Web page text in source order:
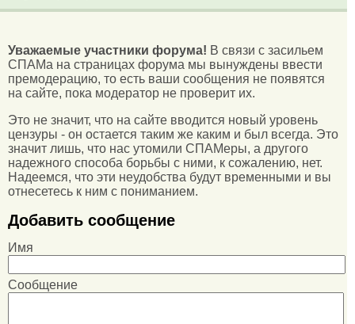
Уважаемые участники форума! В связи с засильем
СПАМа на страницах форума мы вынуждены ввести
премодерацию, то есть ваши сообщения не появятся
на сайте, пока модератор не проверит их.
Это не значит, что на сайте вводится новый уровень
цензуры - он остается таким же каким и был всегда. Это
значит лишь, что нас утомили СПАМеры, а другого
надежного способа борьбы с ними, к сожалению, нет.
Надеемся, что эти неудобства будут временными и вы
отнесетесь к ним с пониманием.
Добавить сообщение
Имя
Сообщение